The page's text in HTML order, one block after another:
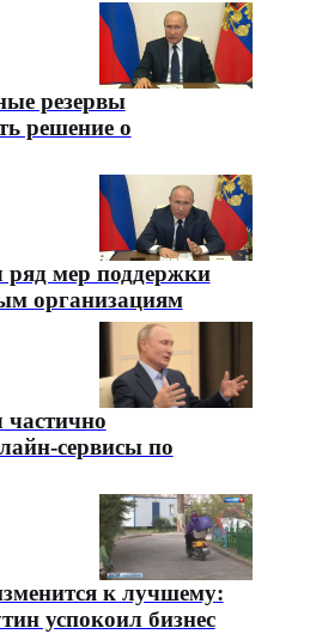
резервы
решение о
мер поддержки
организациям
сервисы по
к лучшему:
успокоил бизнес